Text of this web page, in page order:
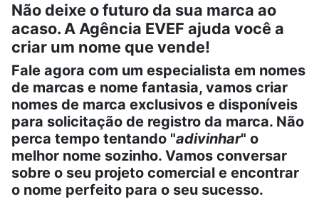
Não deixe o futuro da sua marca ao
acaso. A Agência EVEF ajuda você a
criar um nome que vende!
Fale agora com um especialista em nomes
de marcas e nome fantasia, vamos criar
nomes de marca exclusivos e disponíveis
para solicitação de registro da marca. Não
perca tempo tentando "adivinhar" o
melhor nome sozinho. Vamos conversar
sobre o seu projeto comercial e encontrar
o nome perfeito para o seu sucesso.